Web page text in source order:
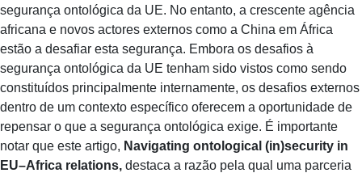
segurança ontológica da UE. No entanto, a crescente agência
africana e novos actores externos como a China em África
estão a desafiar esta segurança. Embora os desafios à
segurança ontológica da UE tenham sido vistos como sendo
constituídos principalmente internamente, os desafios externos
dentro de um contexto específico oferecem a oportunidade de
repensar o que a segurança ontológica exige. É importante
notar que este artigo, Navigating ontological (in)security in
EU–Africa relations, destaca a razão pela qual uma parceria